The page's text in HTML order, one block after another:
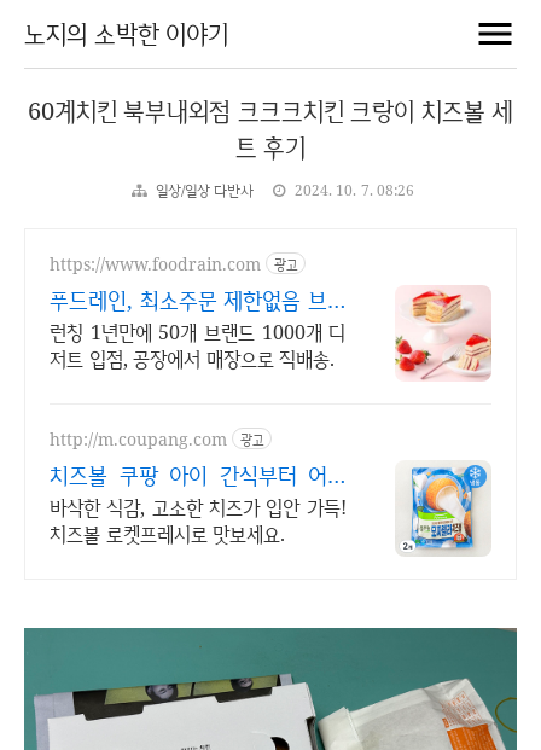
노지의 소박한 이야기
60계치킨 북부내외점 크크크치킨 크랑이 치즈볼 세
트 후기
일상/일상 다반사 2024. 10. 7. 08:26
https://www.foodrain.com 광고
푸드레인, 최소주문 제한없음 브랜
드 상관없이 교차주문OK
런칭 1년만에 50개 브랜드 1000개 디
저트 입점, 공장에서 매장으로 직배송.
http://m.coupang.com 광고
치즈볼 쿠팡 아이 간식부터 어른
안주
바삭한 식감, 고소한 치즈가 입안 가득!
치즈볼 로켓프레시로 맛보세요.